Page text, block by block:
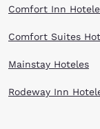
Comfort Inn
Comfort Suites
Mainstay Hoteles
Rodeway Inn